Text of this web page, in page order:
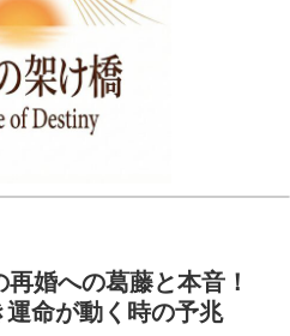
婚への葛藤と本音！
命が動く時の予兆